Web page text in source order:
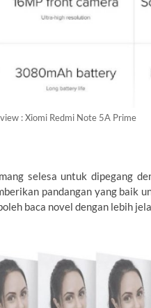
: Xiomi Redmi Note 5A Prime
selesa untuk dipegang
pandangan yang baik
baca novel dengan lebih